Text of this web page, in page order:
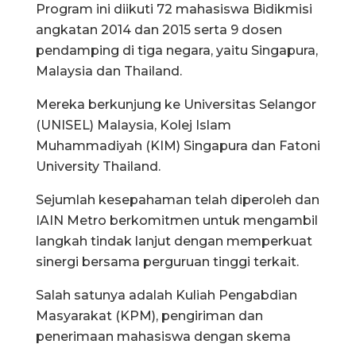
Program ini diikuti 72 mahasiswa Bidikmisi
angkatan 2014 dan 2015 serta 9 dosen
pendamping di tiga negara, yaitu Singapura,
Malaysia dan Thailand.
Mereka berkunjung ke Universitas Selangor
(UNISEL) Malaysia, Kolej Islam
Muhammadiyah (KIM) Singapura dan Fatoni
University Thailand.
Sejumlah kesepahaman telah diperoleh dan
IAIN Metro berkomitmen untuk mengambil
langkah tindak lanjut dengan memperkuat
sinergi bersama perguruan tinggi terkait.
Salah satunya adalah Kuliah Pengabdian
Masyarakat (KPM), pengiriman dan
penerimaan mahasiswa dengan skema